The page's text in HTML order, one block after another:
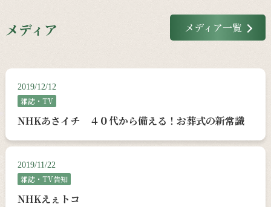
メディア メディア一覧
2019/12/12
雑誌・TV
NHKあさイチ ４０代から備える！お葬式の新常識
2019/11/22
雑誌・TV告知
NHKえぇトコ